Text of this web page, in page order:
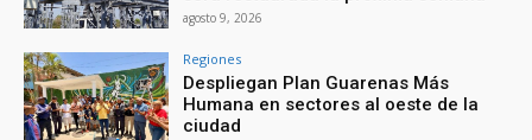
agosto 9, 2026
Regiones
Despliegan Plan Guarenas Más
Humana en sectores al oeste de la
ciudad